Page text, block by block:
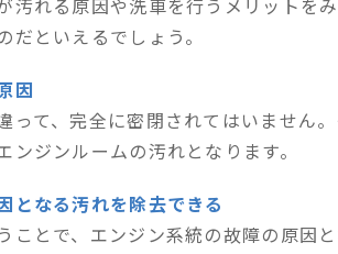
汚れる原因や洗車を行うメリットを
といえるでしょう。
因
って、完全に密閉されてはいません
ジンルームの汚れとなります。
なる汚れを除去できる
ことで、エンジン系統の故障の原因